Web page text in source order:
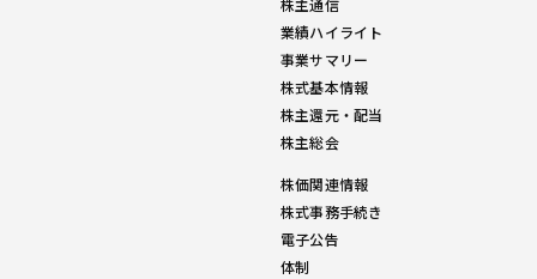
株主通信
業績ハイライト
事業サマリー
株式基本情報
株主還元・配当
株主総会
株価関連情報
株式事務手続き
電子公告
体制